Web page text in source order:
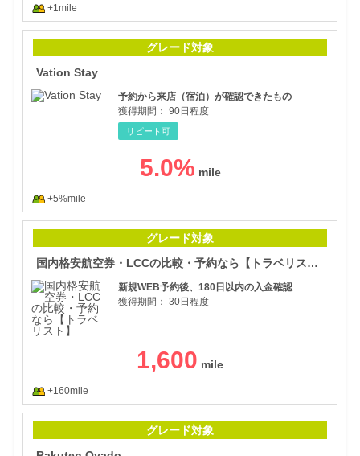
+1mile
グレード対象
Vation Stay
予約から来店（宿泊）が確認できたもの
獲得期間： 90日程度
リピート可
5.0%
+5%mile
グレード対象
国内格安航空券・LCCの比較・予約なら【トラベリスト】
新規WEB予約後、180日以内の入金確認
獲得期間： 30日程度
1,600
+160mile
グレード対象